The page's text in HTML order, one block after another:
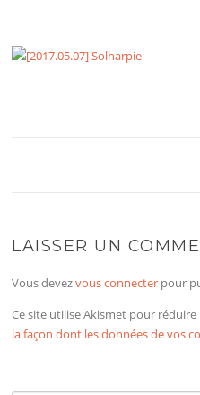
LAISSER UN
Vous devezvous connecter pour
Ce site utilise Akismet pour réduire
la façon dont les données de vos